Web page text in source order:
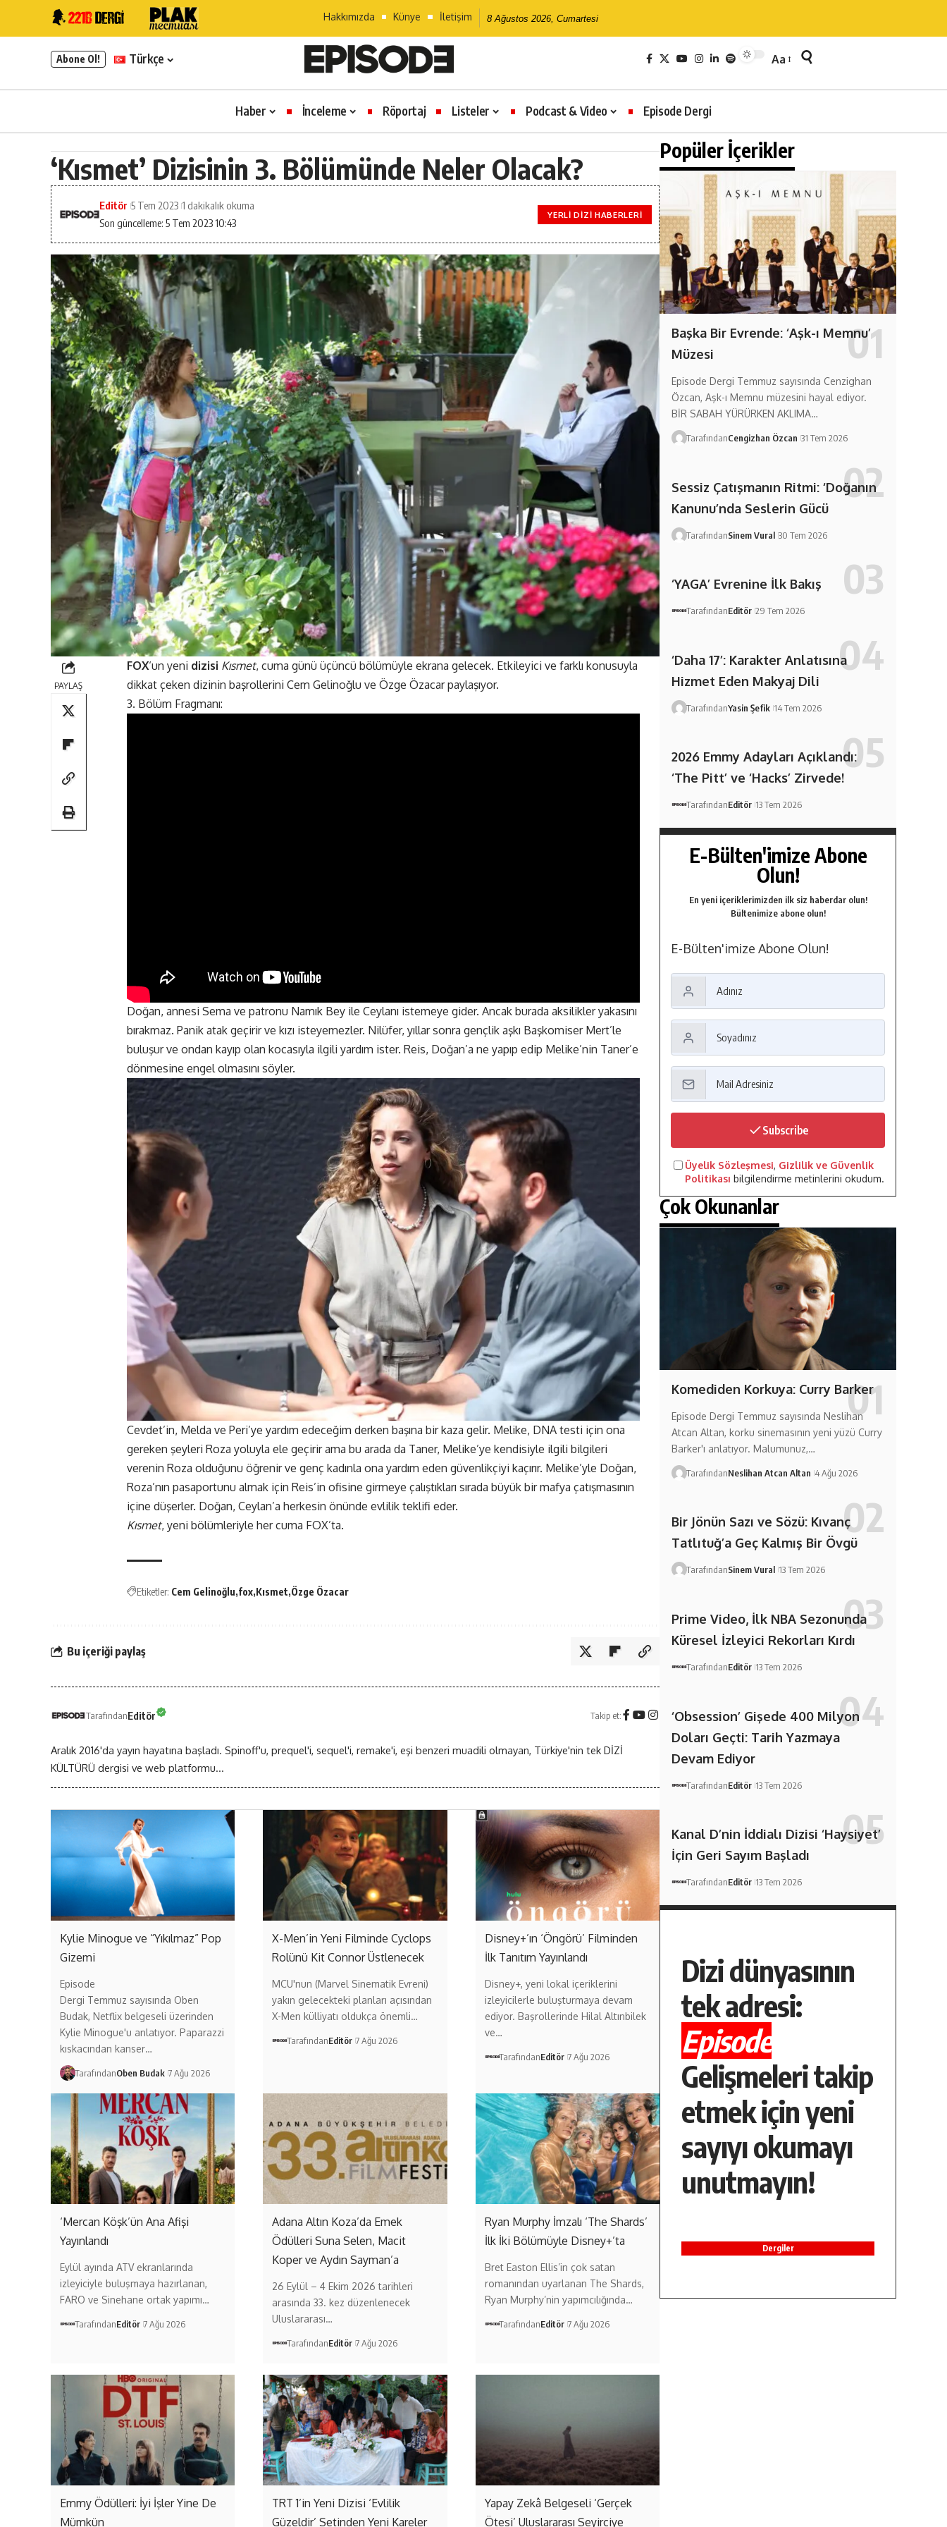
Hakkımızda Künye İletişim 8 Ağustos 2026, Cumartesi
Abone Ol! Türkçe Aa
Haber İnceleme Röportaj Listeler Podcast & Video Episode Dergi
‘Kısmet’ Dizisinin 3. Bölümünde Neler Olacak?
Son güncelleme: 5 Tem 2023 10:43
Editör 5 Tem 2023 1 dakikalık okuma
YERLI DIZI HABERLERI
PAYLAŞ
FOX‘un yeni dizisi Kısmet, cuma günü üçüncü bölümüyle ekrana gelecek. Etkileyici ve farklı konusuyla
dikkat çeken dizinin başrollerini Cem Gelinoğlu ve Özge Özacar paylaşıyor.
3. Bölüm Fragmanı:
Doğan, annesi Sema ve patronu Namık Bey ile Ceylanı istemeye gider. Ancak burada aksilikler yakasını
bırakmaz. Panik atak geçirir ve kızı isteyemezler. Nilüfer, yıllar sonra gençlik aşkı Başkomiser Mert’le
buluşur ve ondan kayıp olan kocasıyla ilgili yardım ister. Reis, Doğan’a ne yapıp edip Melike’nin Taner’e
dönmesine engel olmasını söyler.
Cevdet’in, Melda ve Peri’ye yardım edeceğim derken başına bir kaza gelir. Melike, DNA testi için ona
gereken şeyleri Roza yoluyla ele geçirir ama bu arada da Taner, Melike’ye kendisiyle ilgili bilgileri
verenin Roza olduğunu öğrenir ve genç kadınla ona yardım eden güvenlikçiyi kaçırır. Melike’yle Doğan,
Roza’nın pasaportunu almak için Reis’in ofisine girmeye çalıştıkları sırada büyük bir mafya çatışmasının
içine düşerler. Doğan, Ceylan’a herkesin önünde evlilik teklifi eder.
Kısmet, yeni bölümleriyle her cuma FOX’ta.
Etiketler: Cem Gelinoğlu fox Kısmet Özge Özacar
Bu içeriği paylaş
TarafındanEditör Takip et:
Aralık 2016'da yayın hayatına başladı. Spinoff'u, prequel'i, sequel'i, remake'i, eşi benzeri muadili olmayan, Türkiye'nin tek DİZİ
KÜLTÜRÜ dergisi ve web platformu...
Kylie Minogue ve “Yıkılmaz” Pop
Gizemi
Episode
Dergi Temmuz sayısında Oben
Budak, Netflix belgeseli üzerinden
Kylie Minogue'u anlatıyor. Paparazzi
kıskacından kanser…
TarafındanOben Budak 7 Ağu 2026
X-Men’in Yeni Filminde Cyclops
Rolünü Kit Connor Üstlenecek
MCU'nun (Marvel Sinematik Evreni)
yakın gelecekteki planları açısından
X-Men külliyatı oldukça önemli…
TarafındanEditör 7 Ağu 2026
Disney+’ın ‘Öngörü’ Filminden
İlk Tanıtım Yayınlandı
Disney+, yeni lokal içeriklerini
izleyicilerle buluşturmaya devam
ediyor. Başrollerinde Hilal Altınbilek
ve…
TarafındanEditör 7 Ağu 2026
‘Mercan Köşk’ün Ana Afişi
Yayınlandı
Eylül ayında ATV ekranlarında
izleyiciyle buluşmaya hazırlanan,
FARO ve Sinehane ortak yapımı…
TarafındanEditör 7 Ağu 2026
Adana Altın Koza’da Emek
Ödülleri Suna Selen, Macit
Koper ve Aydın Sayman’a
26 Eylül – 4 Ekim 2026 tarihleri
arasında 33. kez düzenlenecek
Uluslararası…
TarafındanEditör 7 Ağu 2026
Ryan Murphy İmzalı ‘The Shards’
İlk İki Bölümüyle Disney+’ta
Bret Easton Ellis’in çok satan
romanından uyarlanan The Shards,
Ryan Murphy’nin yapımcılığında…
TarafındanEditör 7 Ağu 2026
Emmy Ödülleri: İyi İşler Yine De
Mümkün
TRT 1’in Yeni Dizisi ‘Evlilik
Güzeldir’ Setinden Yeni Kareler
Yapay Zekâ Belgeseli ‘Gerçek
Ötesi’ Uluslararası Seyirciye
Popüler İçerikler
Başka Bir Evrende: ‘Aşk-ı Memnu’
Müzesi
Episode Dergi Temmuz sayısında Cenzighan
Özcan, Aşk-ı Memnu müzesini hayal ediyor.
BİR SABAH YÜRÜRKEN AKLIMA…
TarafındanCengizhan Özcan 31 Tem 2026
Sessiz Çatışmanın Ritmi: ‘Doğanın
Kanunu’nda Seslerin Gücü
TarafındanSinem Vural 30 Tem 2026
‘YAGA’ Evrenine İlk Bakış
TarafındanEditör 29 Tem 2026
‘Daha 17’: Karakter Anlatısına
Hizmet Eden Makyaj Dili
TarafındanYasin Şefik 14 Tem 2026
2026 Emmy Adayları Açıklandı:
‘The Pitt’ ve ‘Hacks’ Zirvede!
TarafındanEditör 13 Tem 2026
E-Bülten'imize Abone
Olun!
En yeni içeriklerimizden ilk siz haberdar olun!
Bültenimize abone olun!
E-Bülten'imize Abone Olun!
Subscribe
Üyelik Sözleşmesi, Gizlilik ve Güvenlik
Politikası bilgilendirme metinlerini okudum.
Çok Okunanlar
Komediden Korkuya: Curry Barker
Episode Dergi Temmuz sayısında Neslihan
Atcan Altan, korku sinemasının yeni yüzü Curry
Barker'ı anlatıyor. Malumunuz,…
TarafındanNeslihan Atcan Altan 4 Ağu 2026
Bir Jönün Sazı ve Sözü: Kıvanç
Tatlıtuğ’a Geç Kalmış Bir Övgü
TarafındanSinem Vural 13 Tem 2026
Prime Video, İlk NBA Sezonunda
Küresel İzleyici Rekorları Kırdı
TarafındanEditör 13 Tem 2026
‘Obsession’ Gişede 400 Milyon
Doları Geçti: Tarih Yazmaya
Devam Ediyor
TarafındanEditör 13 Tem 2026
Kanal D’nin İddialı Dizisi ‘Haysiyet’
İçin Geri Sayım Başladı
TarafındanEditör 13 Tem 2026
Dizi dünyasının
tek adresi:
Episode
Gelişmeleri takip
etmek için yeni
sayıyı okumayı
unutmayın!
Dergiler